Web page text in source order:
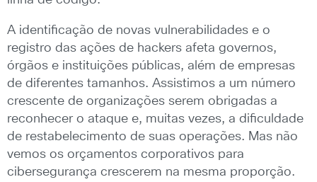
A identificação de novas vulnerabilidades e o
registro das ações de hackers afeta governos,
órgãos e instituições públicas, além de empresas
de diferentes tamanhos. Assistimos a um número
crescente de organizações serem obrigadas a
reconhecer o ataque e, muitas vezes, a dificuldade
de restabelecimento de suas operações. Mas não
vemos os orçamentos corporativos para
cibersegurança crescerem na mesma proporção.